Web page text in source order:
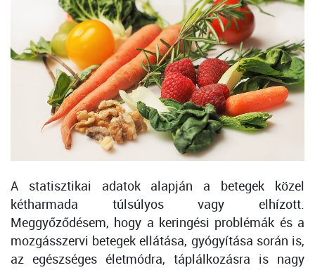
A statisztikai adatok alapján a betegek közel
kétharmada túlsúlyos vagy elhízott.
Meggyőződésem, hogy a keringési problémák és a
mozgásszervi betegek ellátása, gyógyítása során is,
az egészséges életmódra, táplálkozásra is nagy